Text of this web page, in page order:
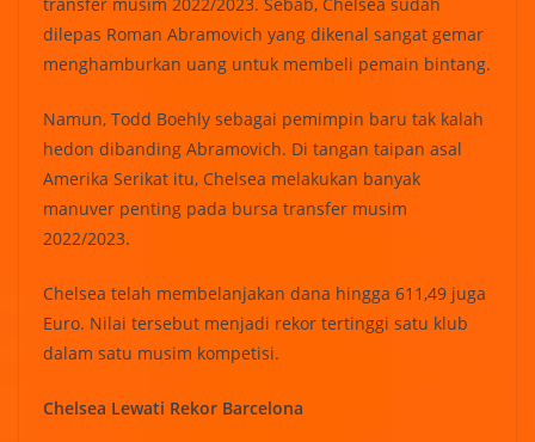
dilepas Roman Abramovich yang dikenal sangat gemar
menghamburkan uang untuk membeli pemain bintang.
Namun, Todd Boehly sebagai pemimpin baru tak kalah
hedon dibanding Abramovich. Di tangan taipan asal
Amerika Serikat itu, Chelsea melakukan banyak
manuver penting pada bursa transfer musim
2022/2023.
Chelsea telah membelanjakan dana hingga 611,49 juga
Euro. Nilai tersebut menjadi rekor tertinggi satu klub
dalam satu musim kompetisi.
Chelsea Lewati Rekor Barcelona